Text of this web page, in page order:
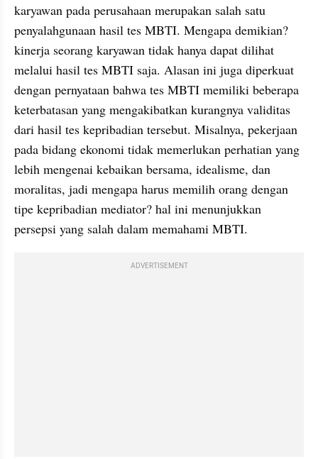
karyawan pada perusahaan merupakan salah satu
penyalahgunaan hasil tes MBTI. Mengapa demikian?
kinerja seorang karyawan tidak hanya dapat dilihat
melalui hasil tes MBTI saja. Alasan ini juga diperkuat
dengan pernyataan bahwa tes MBTI memiliki beberapa
keterbatasan yang mengakibatkan kurangnya validitas
dari hasil tes kepribadian tersebut. Misalnya, pekerjaan
pada bidang ekonomi tidak memerlukan perhatian yang
lebih mengenai kebaikan bersama, idealisme, dan
moralitas, jadi mengapa harus memilih orang dengan
tipe kepribadian mediator? hal ini menunjukkan
persepsi yang salah dalam memahami MBTI.
ADVERTISEMENT